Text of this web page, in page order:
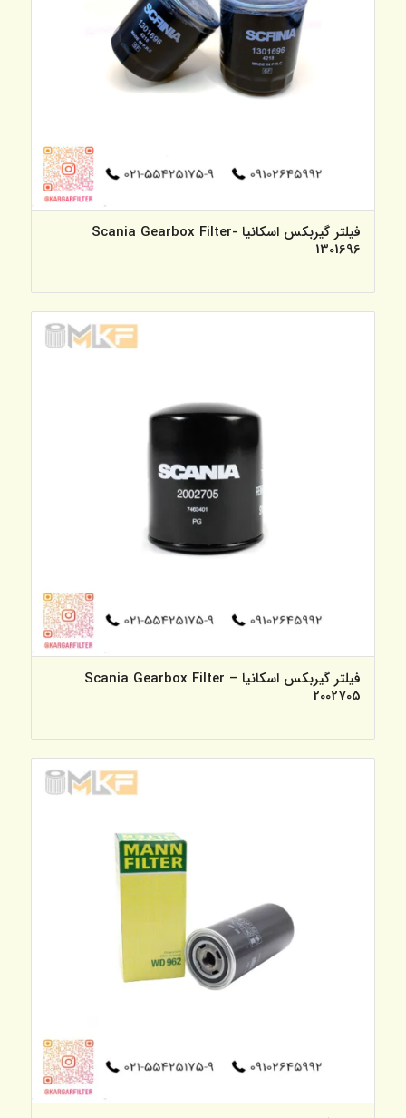
فیلتر گیربکس اسکانیا -Scania Gearbox Filter
1301696
فیلتر گیربکس اسکانیا – Scania Gearbox Filter
2002705